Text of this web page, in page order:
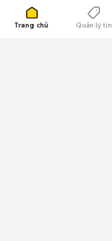
Trang chủ Quản lý tin